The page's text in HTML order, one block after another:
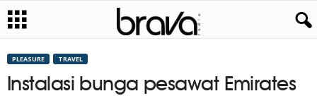
PLEASURE TRAVEL
Instalasi bunga pesawat Emirates